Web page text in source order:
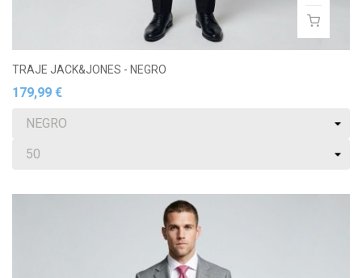
TRAJE JACK&JONES - NEGRO
179,99 €